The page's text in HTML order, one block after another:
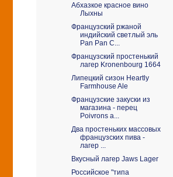
Абхазкое красное вино
Лыхны
Французский ржаной
индийский светлый эль
Pan Pan C...
Французский простенький
лагер Kronenbourg 1664
Липецкий сизон Heartly
Farmhouse Ale
Французские закуски из
магазина - перец
Poivrons a...
Два простеньких массовых
французских пива -
лагер ...
Вкусный лагер Jaws Lager
Российское "типа